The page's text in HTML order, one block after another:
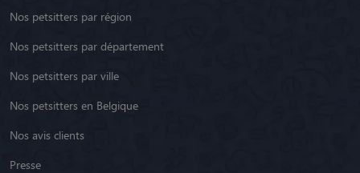
Nos petsitters par région
Nos petsitters par département
Nos petsitters par ville
Nos petsitters en Belgique
Nos avis clients
Presse